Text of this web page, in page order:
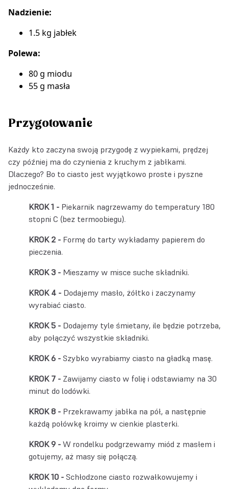
Nadzienie:
1.5 kg jabłek
Polewa:
80 g miodu
55 g masła
Przygotowanie
Każdy kto zaczyna swoją przygodę z wypiekami, prędzej
czy później ma do czynienia z kruchym z jabłkami.
Dlaczego? Bo to ciasto jest wyjątkowo proste i pyszne
jednocześnie.
Piekarnik nagrzewamy do temperatury 180
stopni C (bez termoobiegu).
Formę do tarty wykładamy papierem do
pieczenia.
Mieszamy w misce suche składniki.
Dodajemy masło, żółtko i zaczynamy
wyrabiać ciasto.
Dodajemy tyle śmietany, ile będzie potrzeba,
aby połączyć wszystkie składniki.
Szybko wyrabiamy ciasto na gładką masę.
Zawijamy ciasto w folię i odstawiamy na 30
minut do lodówki.
Przekrawamy jabłka na pół, a następnie
każdą połówkę kroimy w cienkie plasterki.
W rondelku podgrzewamy miód z masłem i
gotujemy, aż masy się połączą.
Schłodzone ciasto rozwałkowujemy i